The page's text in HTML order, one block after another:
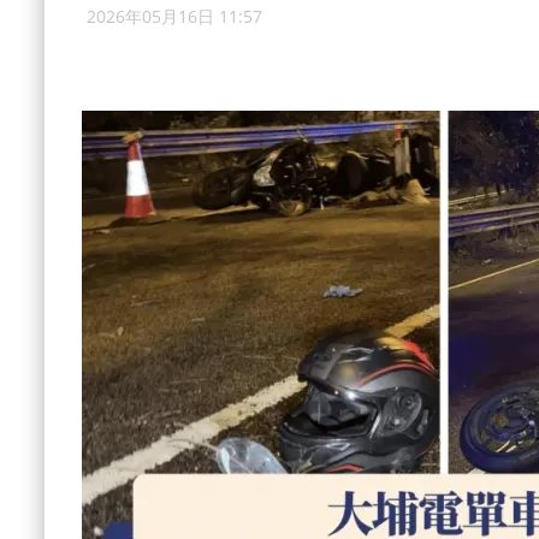
2026年05月16日 11:57